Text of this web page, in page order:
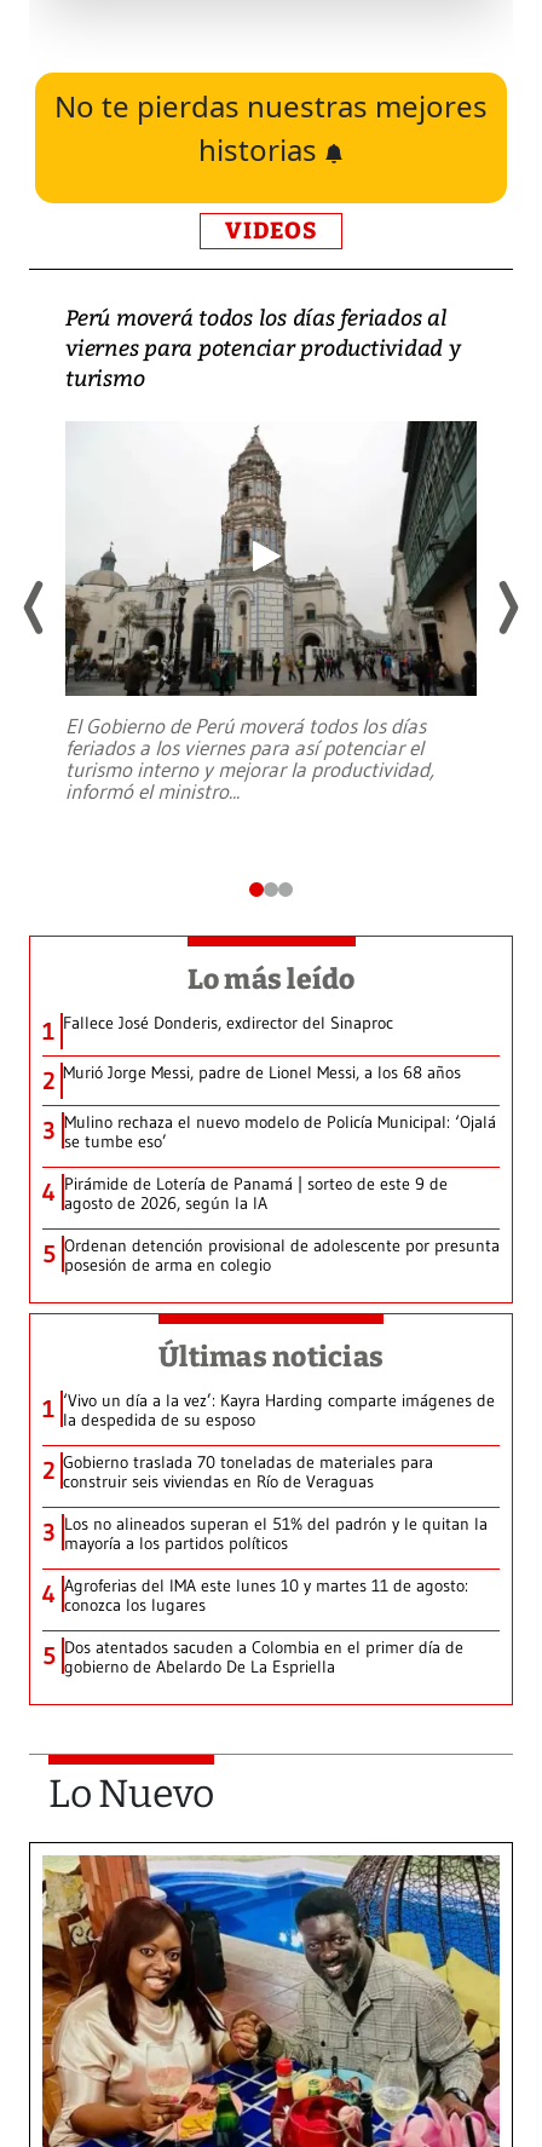
No te pierdas nuestras mejores
historias
VIDEOS
Perú moverá todos los días feriados al
viernes para potenciar productividad y
turismo
El Gobierno de Perú moverá todos los días
feriados a los viernes para así potenciar el
turismo interno y mejorar la productividad,
informó el ministro...
Lo más leído
1 Fallece José Donderis, exdirector del Sinaproc
2 Murió Jorge Messi, padre de Lionel Messi, a los 68 años
3 Mulino rechaza el nuevo modelo de Policía Municipal: ‘Ojalá
se tumbe eso’
4 Pirámide de Lotería de Panamá | sorteo de este 9 de
agosto de 2026, según la IA
5 Ordenan detención provisional de adolescente por presunta
posesión de arma en colegio
Últimas noticias
1 ‘Vivo un día a la vez’: Kayra Harding comparte imágenes de
la despedida de su esposo
2 Gobierno traslada 70 toneladas de materiales para
construir seis viviendas en Río de Veraguas
3 Los no alineados superan el 51% del padrón y le quitan la
mayoría a los partidos políticos
4 Agroferias del IMA este lunes 10 y martes 11 de agosto:
conozca los lugares
5 Dos atentados sacuden a Colombia en el primer día de
gobierno de Abelardo De La Espriella
Lo Nuevo